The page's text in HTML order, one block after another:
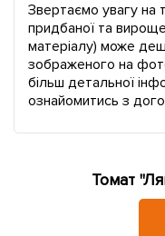
Звертаємо увагу на
придбаної та
матеріалу) може
зображеного на
більш детальної
ознайомитись з
Томат